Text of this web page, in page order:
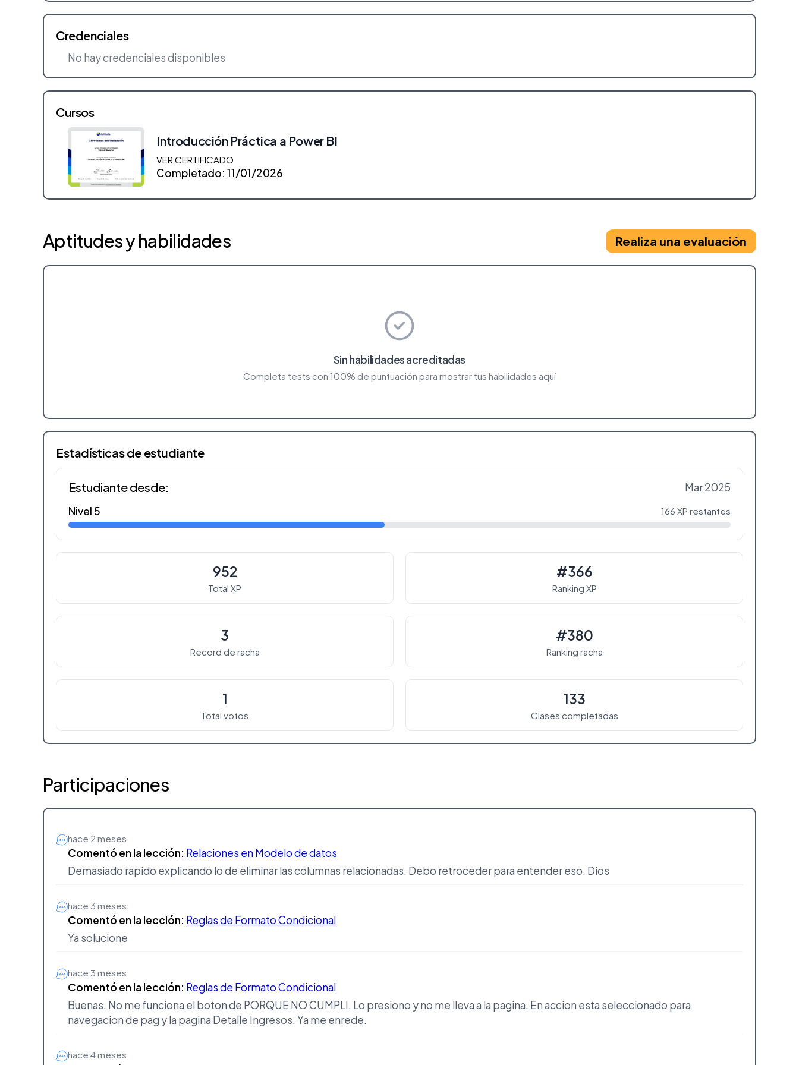
Credenciales
No hay credenciales disponibles
Cursos
Introducción Práctica a Power BI
VER CERTIFICADO
Completado: 11/01/2026
Aptitudes y habilidades Realiza una evaluación
Sin habilidades acreditadas
Completa tests con 100% de puntuación para mostrar tus habilidades aquí
Estadísticas de estudiante
Estudiante desde:
Mar 2025
Nivel 5
166 XP restantes
952
Total XP
#366
Ranking XP
3
Record de racha
#380
Ranking racha
1
Total votos
133
Clases completadas
Participaciones
hace 2 meses
Comentó en la lección: Relaciones en Modelo de datos
Demasiado rapido explicando lo de eliminar las columnas relacionadas. Debo retroceder para entender eso. Dios
hace 3 meses
Comentó en la lección: Reglas de Formato Condicional
Ya solucione
hace 3 meses
Comentó en la lección: Reglas de Formato Condicional
Buenas. No me funciona el boton de PORQUE NO CUMPLI. Lo presiono y no me lleva a la pagina. En accion esta seleccionado para
navegacion de pag y la pagina Detalle Ingresos. Ya me enrede.
hace 4 meses